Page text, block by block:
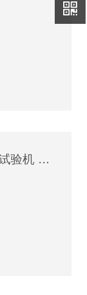
SGTH手动弹簧拉压试验机 弹簧压力标准测试台